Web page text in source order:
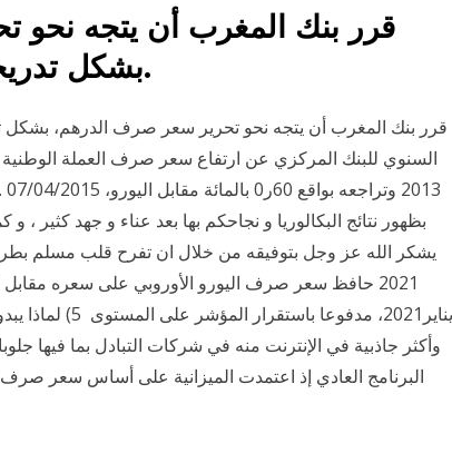
قرر بنك المغرب أن يتجه نحو
بشكل تدريجي، خلال الأشهر القادمة.
قرر بنك المغرب أن يتجه نحو تحرير سعر صرف الدرهم، بشكل
بظهور نتائج البكالوريا و نجاحكم بها بعد عناء و جهد كثير
يناير2021،
وأكثر جاذبية في الإنترنت منه في شركات التبادل بما فيها